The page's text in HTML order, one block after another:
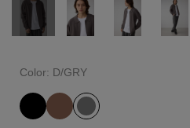
Color: D/GRY